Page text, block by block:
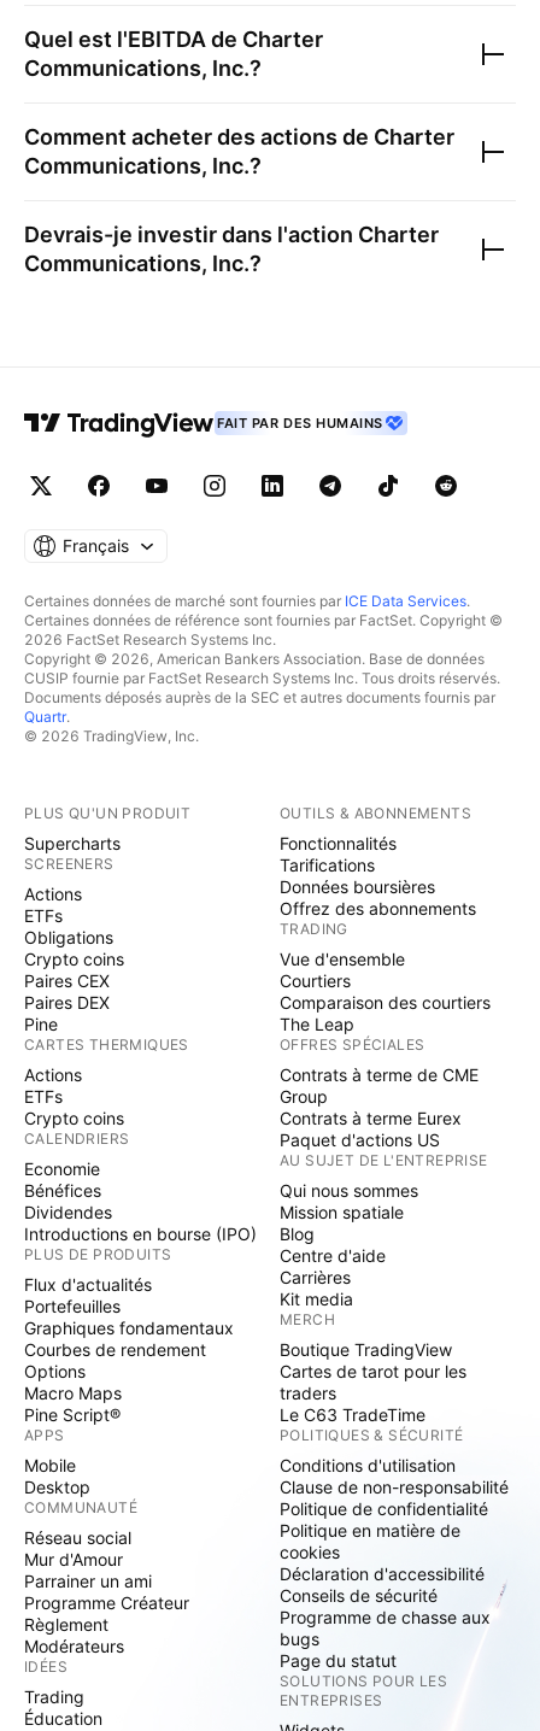
Quel est l'EBITDA de Charter
Communications, Inc.?
Comment acheter des actions de Charter
Communications, Inc.?
Devrais-je investir dans l'action Charter
Communications, Inc.?
FAIT PAR DES HUMAINS
Français
Certaines données de marché sont fournies par ICE Data Services.
Certaines données de référence sont fournies par FactSet. Copyright ©
2026 FactSet Research Systems Inc.
Copyright © 2026, American Bankers Association. Base de données
CUSIP fournie par FactSet Research Systems Inc. Tous droits réservés.
Documents déposés auprès de la SEC et autres documents fournis par
Quartr.
© 2026 TradingView, Inc.
PLUS QU'UN PRODUIT
Supercharts
SCREENERS
Actions
ETFs
Obligations
Crypto coins
Paires CEX
Paires DEX
Pine
CARTES THERMIQUES
Actions
ETFs
Crypto coins
CALENDRIERS
Economie
Bénéfices
Dividendes
Introductions en bourse (IPO)
PLUS DE PRODUITS
Flux d'actualités
Portefeuilles
Graphiques fondamentaux
Courbes de rendement
Options
Macro Maps
Pine Script®
APPS
Mobile
Desktop
COMMUNAUTÉ
Réseau social
Mur d'Amour
Parrainer un ami
Programme Créateur
Règlement
Modérateurs
IDÉES
Trading
Éducation
OUTILS & ABONNEMENTS
Fonctionnalités
Tarifications
Données boursières
Offrez des abonnements
TRADING
Vue d'ensemble
Courtiers
Comparaison des courtiers
The Leap
OFFRES SPÉCIALES
Contrats à terme de CME
Group
Contrats à terme Eurex
Paquet d'actions US
AU SUJET DE L'ENTREPRISE
Qui nous sommes
Mission spatiale
Blog
Centre d'aide
Carrières
Kit media
MERCH
Boutique TradingView
Cartes de tarot pour les
traders
Le C63 TradeTime
POLITIQUES & SÉCURITÉ
Conditions d'utilisation
Clause de non-responsabilité
Politique de confidentialité
Politique en matière de
cookies
Déclaration d'accessibilité
Conseils de sécurité
Programme de chasse aux
bugs
Page du statut
SOLUTIONS POUR LES
ENTREPRISES